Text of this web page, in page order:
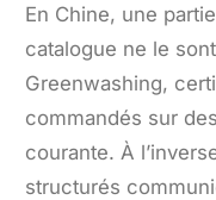
En Chine, une
catalogue ne le
Greenwashing,
commandés sur
courante. À
structurés